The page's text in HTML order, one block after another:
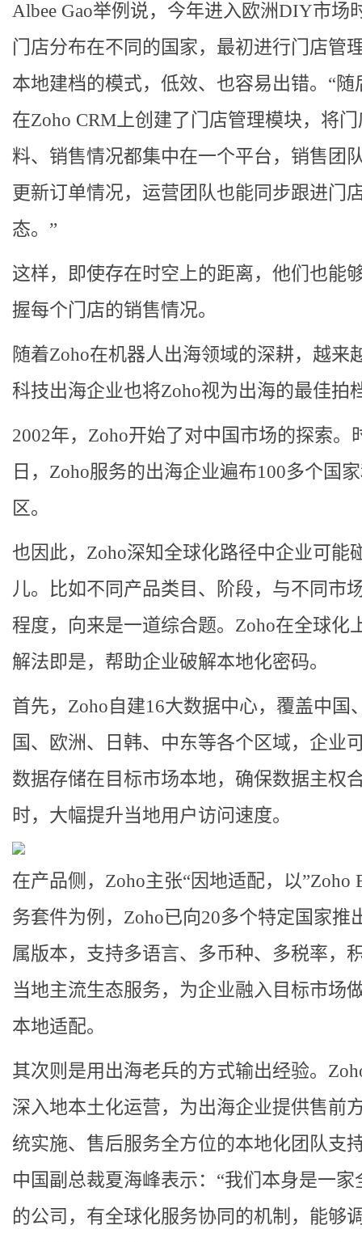
Albee Gao举例说，今年进入欧洲DIY市场
门店分布在不同的国家，最初进行门店管
本地建档的模式，低效、也容易出错。“随
在Zoho CRM上创建了门店管理模块，将
料、销售情况都集中在一个平台，销售团
更新订单情况，运营团队也能同步跟进门
态。”
这样，即使存在时空上的距离，他们也能
握每个门店的销售情况。
随着Zoho在机器人出海领域的深耕，越来
科技出海企业也将Zoho视为出海的最佳拍
2002年，Zoho开始了对中国市场的探索。
日，Zoho服务的出海企业遍布100多个国
区。
也因此，Zoho深知全球化路径中企业可能
儿。比如不同产品类目、阶段，与不同市
程度，向来是一道综合题。 Zoho在全球化
解法即是，帮助企业破解本地化密码。
首先，Zoho自建16大数据中心，覆盖中国
国、欧洲、日韩、中东等各个区域，企业
数据存储在目标市场本地，确保数据主权
时，大幅提升当地用户访问速度。
在产品侧，Zoho主张“因地适配，以”Zoho
务套件为例，Zoho已向20多个特定国家推
属版本，支持多语言、多币种、多税率，
当地主流生态服务，为企业融入目标市场
本地适配。
其次则是用出海老兵的方式输出经验。
深入地本土化运营，为出海企业提供售前
统实施、售后服务全方位的本地化团队支
中国副总裁夏海峰表示：“我们本身是一家
的公司，有全球化服务协同的机制，能够